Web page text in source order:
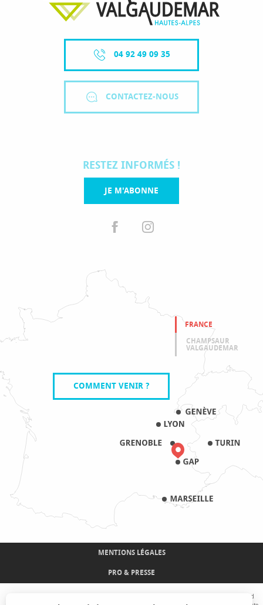
04 92 49 09 35
CONTACTEZ-NOUS
RESTEZ INFORMÉS !
JE M'ABONNE
FRANCE
CHAMPSAUR
VALGAUDEMAR
COMMENT VENIR ?
MENTIONS LÉGALES
PRO & PRESSE
Avec le concours de l'Union Européenne. L'Europe s'engage sur le Massif Alpin avec le fond